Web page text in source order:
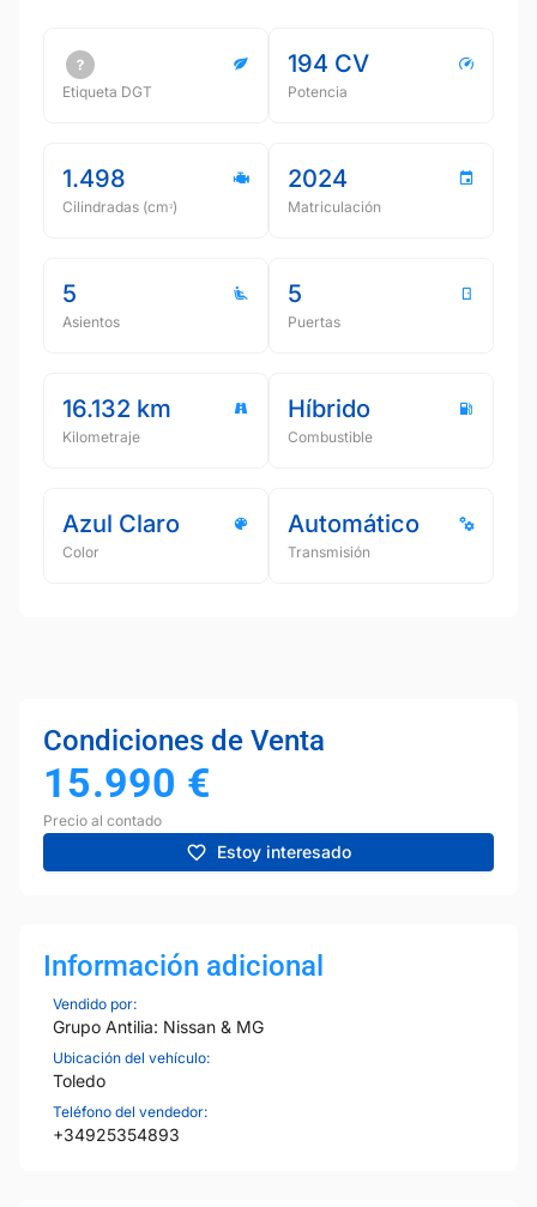
Etiqueta DGT
194 CV
Potencia
1.498
Cilindradas (cmᵌ)
2024
Matriculación
5
Asientos
5
Puertas
16.132 km
Kilometraje
Híbrido
Combustible
Azul Claro
Color
Automático
Transmisión
Condiciones de Venta
15.990 €
Precio al contado
Estoy interesado
Información adicional
Vendido por:
Grupo Antilia: Nissan & MG
Ubicación del vehículo:
Toledo
Teléfono del vendedor:
+34925354893